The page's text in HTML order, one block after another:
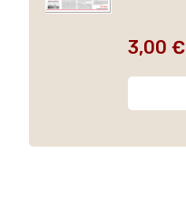
Prix
3,00 €